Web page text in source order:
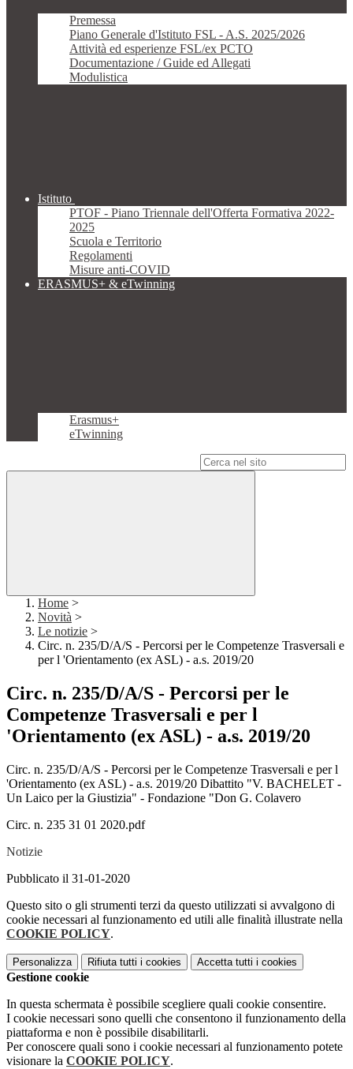
Premessa
Piano Generale d'Istituto FSL - A.S. 2025/2026
Attività ed esperienze FSL/ex PCTO
Documentazione / Guide ed Allegati
Modulistica
Istituto
PTOF - Piano Triennale dell'Offerta Formativa 2022-
2025
Scuola e Territorio
Regolamenti
Misure anti-COVID
ERASMUS+ & eTwinning
Erasmus+
eTwinning
Home >
Novità >
Le notizie >
Circ. n. 235/D/A/S - Percorsi per le Competenze Trasversali e
per l 'Orientamento (ex ASL) - a.s. 2019/20
Circ. n. 235/D/A/S - Percorsi per le
Competenze Trasversali e per l
'Orientamento (ex ASL) - a.s. 2019/20
Circ. n. 235/D/A/S - Percorsi per le Competenze Trasversali e per l
'Orientamento (ex ASL) - a.s. 2019/20 Dibattito "V. BACHELET -
Un Laico per la Giustizia" - Fondazione "Don G. Colavero
Circ. n. 235 31 01 2020.pdf
Notizie
Pubblicato il 31-01-2020
Questo sito o gli strumenti terzi da questo utilizzati si avvalgono di
cookie necessari al funzionamento ed utili alle finalità illustrate nella
COOKIE POLICY.
Personalizza Rifiuta tutti i cookies Accetta tutti i cookies
Gestione cookie
In questa schermata è possibile scegliere quali cookie consentire.
I cookie necessari sono quelli che consentono il funzionamento della
piattaforma e non è possibile disabilitarli.
Per conoscere quali sono i cookie necessari al funzionamento potete
visionare la COOKIE POLICY.